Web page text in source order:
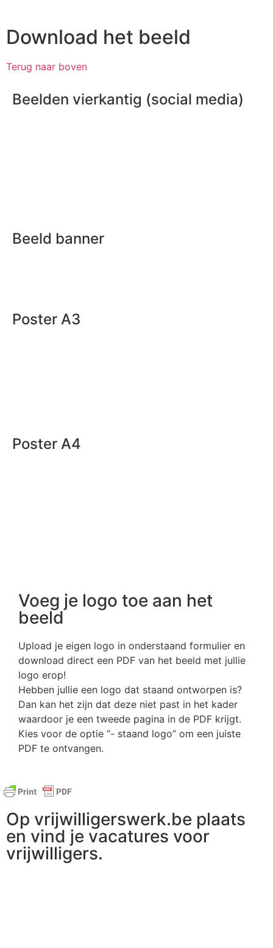
Download het beeld
Terug naar boven
Beelden vierkantig (social media)
Beeld banner
Poster A3
Poster A4
Voeg je logo toe aan het
beeld
Upload je eigen logo in onderstaand formulier en
download direct een PDF van het beeld met jullie
logo erop!
Hebben jullie een logo dat staand ontworpen is?
Dan kan het zijn dat deze niet past in het kader
waardoor je een tweede pagina in de PDF krijgt.
Kies voor de optie “- staand logo” om een juiste
PDF te ontvangen.
Op vrijwilligerswerk.be plaats
en vind je vacatures voor
vrijwilligers.